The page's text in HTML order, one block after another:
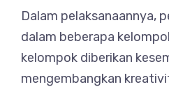
Dalam pelaksanaannya,
dalam beberapa
kelompok diberikan
mengembangkan